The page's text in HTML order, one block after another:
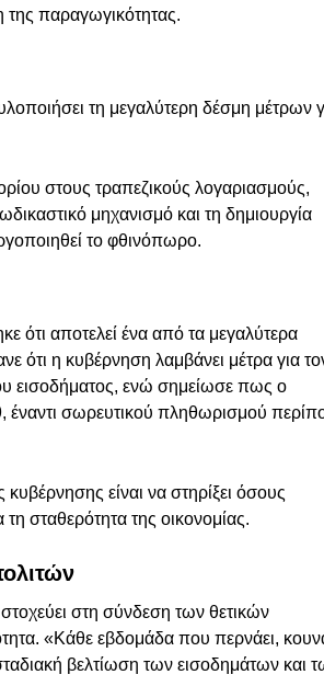
της παραγωγικότητας.
τη μεγαλύτερη δέσμη μέτρων
στους τραπεζικούς λογαριασμούς,
μηχανισμό και τη δημιουργία
το φθινόπωρο.
ότι αποτελεί ένα από τα μεγαλύτερα
η κυβέρνηση λαμβάνει μέτρα για
εισοδήματος, ενώ σημείωσε πως ο
έναντι σωρευτικού πληθωρισμού
είναι να στηρίξει όσους
σταθερότητα της οικονομίας.
στη σύνδεση των θετικών
«Κάθε εβδομάδα που περνάει,
βελτίωση των εισοδημάτων και